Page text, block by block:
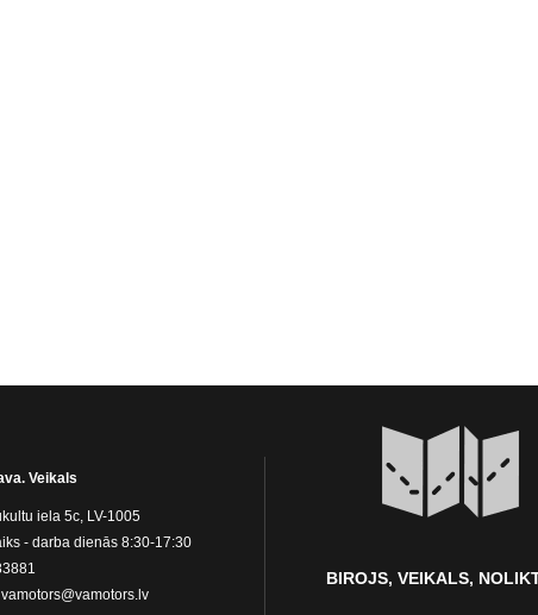
Veikals
iela 5c, LV-1005
- darba dienās 8:30-17:30
vamotors@vamotors.lv
BIROJS, VEIKALS,